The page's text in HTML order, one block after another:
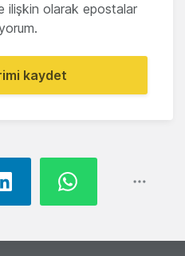
ilişkin olarak epostalar
kaydet